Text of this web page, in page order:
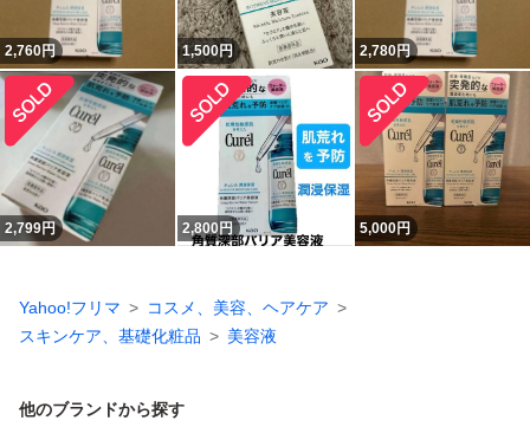
2,760円 1,500円 2,780円
2,799円 2,800円 5,000円
Yahoo!フリマ
コスメ、美容、ヘアケア
スキンケア、基礎化粧品
美容液
他のブランドから探す